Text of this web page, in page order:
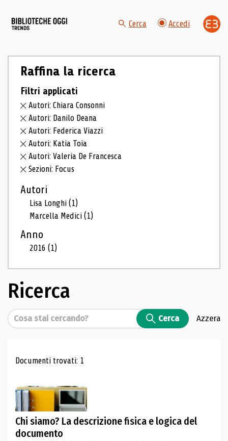
Cerca Accedi
Raffina la ricerca
Filtri applicati
Autori: Chiara Consonni
Autori: Danilo Deana
Autori: Federica Viazzi
Autori: Katia Toia
Autori: Valeria De Francesca
Sezioni: Focus
Autori
Lisa Longhi(1)
Marcella Medici(1)
Anno
2016(1)
Ricerca
Cerca Cerca Azzera
Risultati di ricerca
Documenti trovati: 1
Chi siamo? La descrizione fisica e logica del
documento